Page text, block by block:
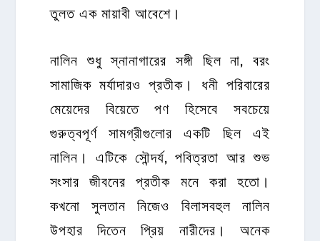
তুলত এক মায়াবী আবেশে।
নালিন শুধু স্নানাগারের সঙ্গী ছিল না, বরং
সামাজিক মর্যাদারও প্রতীক। ধনী পরিবারের
মেয়েদের বিয়েতে পণ হিসেবে সবচেয়ে
গুরুত্বপূর্ণ সামগ্রীগুলোর একটি ছিল এই
নালিন। এটিকে সৌন্দর্য, পবিত্রতা আর শুভ
সংসার জীবনের প্রতীক মনে করা হতো।
কখনো সুলতান নিজেও বিলাসবহুল নালিন
উপহার দিতেন প্রিয় নারীদের। অনেক